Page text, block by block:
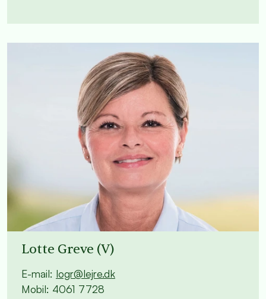
Lotte Greve (V)
E-mail: logr@lejre.dk
Mobil: 4061 7728